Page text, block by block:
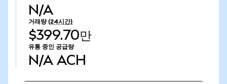
N/A
거래량 (24시간)
$399.70만
유통 중인 공급량
N/A ACH